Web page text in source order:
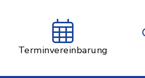
Terminvereinbarung